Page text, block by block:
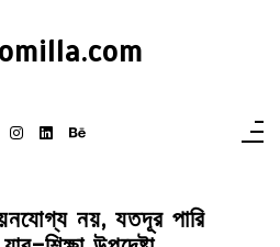
নয়, যতদূর পারি